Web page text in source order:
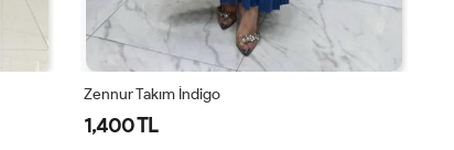
Zennur Takım İndigo
1,400 TL